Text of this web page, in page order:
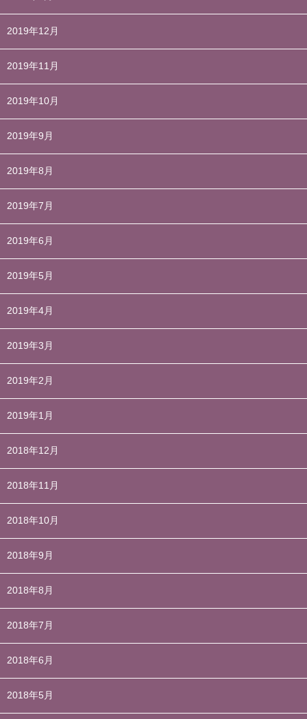
2019年12月
2019年11月
2019年10月
2019年9月
2019年8月
2019年7月
2019年6月
2019年5月
2019年4月
2019年3月
2019年2月
2019年1月
2018年12月
2018年11月
2018年10月
2018年9月
2018年8月
2018年7月
2018年6月
2018年5月